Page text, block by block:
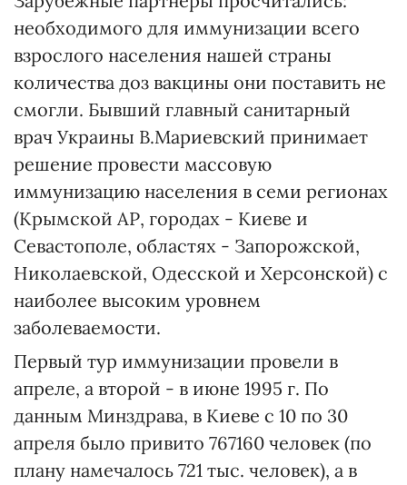
необходимого для иммунизации всего
взрослого населения нашей страны
количества доз вакцины они поставить не
смогли. Бывший главный санитарный
врач Украины В.Мариевский принимает
решение провести массовую
иммунизацию населения в семи регионах
(Крымской АР, городах - Киеве и
Севастополе, областях - Запорожской,
Николаевской, Одесской и Херсонской) с
наиболее высоким уровнем
заболеваемости.
Первый тур иммунизации провели в
апреле, а второй - в июне 1995 г. По
данным Минздрава, в Киеве с 10 по 30
апреля было привито 767160 человек (по
плану намечалось 721 тыс. человек), а в